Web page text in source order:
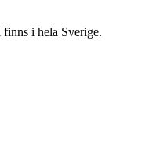
i hela Sverige.